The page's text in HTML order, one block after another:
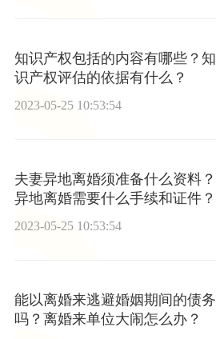
知识产权包括的内容有哪些？知
识产权评估的依据有什么？
2023-05-25 10:53:54
夫妻异地离婚须准备什么资料？
异地离婚需要什么手续和证件？
2023-05-25 10:53:54
能以离婚来逃避婚姻期间的债务
吗？离婚来单位大闹怎么办？